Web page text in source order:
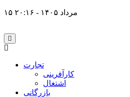
۱۵ مرداد ۱۴۰۵ - ۲۰:۱۶
تجارت
کارآفرینی
اشتغال
بازرگانی